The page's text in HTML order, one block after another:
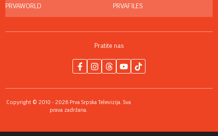
PRVAWORLD PRVAFILES
Pratite nas
Copyright © 2010 - 2026 Prva Srpska Televizija. Sva
prava zadržana.